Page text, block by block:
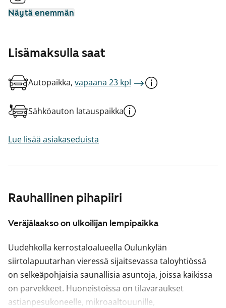
Rauhallinen pihapiiri
Veräjälaakso on ulkoilijan lempipaikka
Uudehkolla kerrostaloalueella Oulunkylän
siirtolapuutarhan vieressä sijaitsevassa taloyhtiössä
on selkeäpohjaisia saunallisia asuntoja, joissa kaikissa
on parvekkeet. Huoneistoissa on tilavaraukset
astianpesukoneelle, mikroaaltouunille,
Näytä enemmän
Lisämaksulla saat
Autopaikka, vapaana 23 kpl
Sähköauton latauspaikka
Lue lisää asiakaseduista